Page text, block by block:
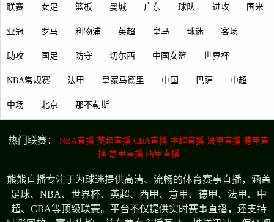
联赛 女足 篮板 曼城 广东 球队 进攻 国米
亚冠 罗马 利物浦 英超 皇马 球迷 客场
助攻 国足 防守 切尔西 中国女篮 世界杯
NBA常规赛 法甲 皇家马德里 中国 巴萨 中超
中场 北京 那不勒斯
热门联赛： NBA直播 英超直播 CBA直播 中超直播 法甲直播 德甲直
播 意甲直播 西甲直播
熊熊直播专注于为球迷提供高清、流畅的体育赛事直播，涵盖
足球、NBA、世界杯、英超、西甲、意甲、德甲、法甲、中
超、CBA等顶级联赛。平台不仅提供实时赛事直播，还支持